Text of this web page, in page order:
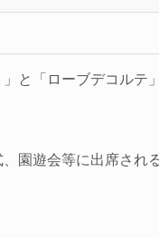
と「ローブデコルテ
園遊会等に出席され